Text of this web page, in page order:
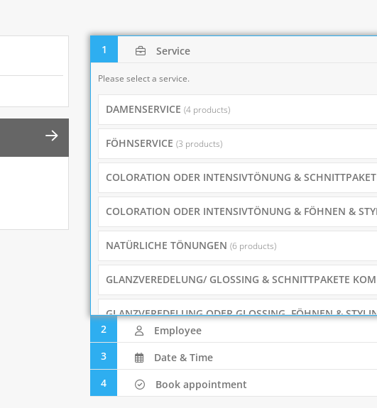
1 Service
Please select a service.
DAMENSERVICE (4 products)
FÖHNSERVICE (3 products)
COLORATION ODER INTENSIVTÖNUNG &
COLORATION ODER INTENSIVTÖNUNG & FÖHNEN &
NATÜRLICHE TÖNUNGEN (6 products)
GLANZVEREDELUNG/ GLOSSING & SCHNITTPAKETE
GLANZVEREDELUNG ODER GLOSSING, FÖHNEN &
INDIVIDUELLE FARBGESTALTUNG KANN NUR
product)
HERRENSERVICE(2 products)
2
Employee
3
Date & Time
4
Book appointment